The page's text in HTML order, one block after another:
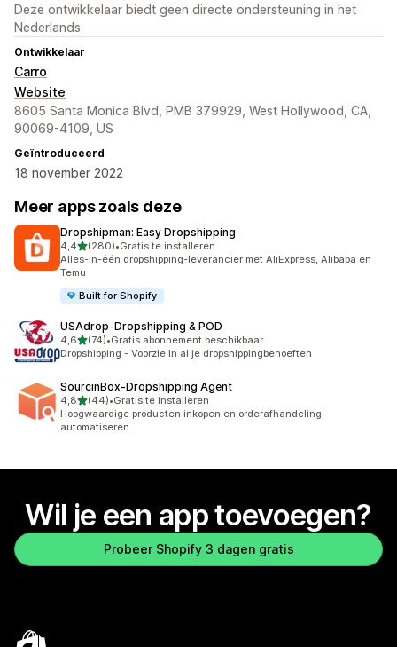
Deze ontwikkelaar biedt geen directe ondersteuning in het
Nederlands.
Ontwikkelaar
Carro
Website
8605 Santa Monica Blvd, PMB 379929, West Hollywood, CA,
90069-4109, US
Geïntroduceerd
18 november 2022
Meer apps zoals deze
Dropshipman: Easy Dropshipping
4,4van 5 sterren
(280)
280 recensies in totaal
•Gratis te installeren
Alles-in-één dropshipping-leverancier met AliExpress, Alibaba en
Temu
Built for Shopify
USAdrop‑Dropshipping & POD
4,6van 5 sterren
(74)
74 recensies in totaal
•Gratis abonnement beschikbaar
Dropshipping - Voorzie in al je dropshippingbehoeften
SourcinBox‑Dropshipping Agent
4,8van 5 sterren
(44)
44 recensies in totaal
•Gratis te installeren
Hoogwaardige producten inkopen en orderafhandeling
automatiseren
Wil je een app toevoegen?
Probeer Shopify 3 dagen gratis